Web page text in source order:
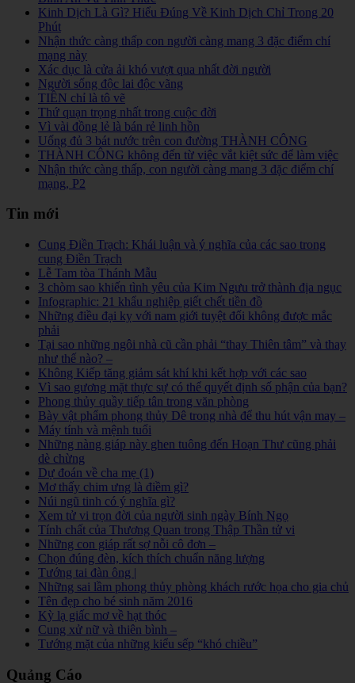
Kinh Dịch Là Gì? Hiểu Đúng Về Kinh Dịch Chỉ Trong 20
Phút
Nhận thức càng thấp con người càng mang 3 đặc điểm chí
mạng này
Xác dục là cửa ải khó vượt qua nhất đời người
Người sống độc lai độc vãng
TIỀN chỉ là tô vẽ
Thứ quạn trọng nhất trong cuộc đời
Vì vài đồng lẻ là bán rẻ linh hồn
Uống đủ 3 bát nước trên con đường THÀNH CÔNG
THÀNH CÔNG không đến từ việc vắt kiệt sức để làm việc
Nhận thức càng thấp, con người càng mang 3 đặc điểm chí
mạng, P2
Tin mới
Cung Điền Trạch: Khái luận và ý nghĩa của các sao trong
cung Điền Trạch
Lễ Tam tòa Thánh Mẫu
3 chòm sao khiến tình yêu của Kim Ngưu trở thành địa ngục
Infographic: 21 khẩu nghiệp giết chết tiền đồ
Những điều đại kỵ với nam giới tuyệt đối không được mắc
phải
Tại sao những ngôi nhà cũ cần phải “thay Thiên tâm” và thay
như thế nào? –
Không Kiếp tăng giảm sát khí khi kết hợp với các sao
Vì sao gương mặt thực sự có thể quyết định số phận của bạn?
Phong thủy quầy tiếp tân trong văn phòng
Bày vật phẩm phong thủy Dê trong nhà để thu hút vận may –
Máy tính và mệnh tuổi
Những nàng giáp này ghen tuông đến Hoạn Thư cũng phải
dè chừng
Dự đoán về cha mẹ (1)
Mơ thấy chim ưng là điềm gì?
Núi ngũ tinh có ý nghĩa gì?
Xem tử vi trọn đời của người sinh ngày Bính Ngọ
Tính chất của Thương Quan trong Thập Thần tử vi
Những con giáp rất sợ nỗi cô đơn –
Chọn đúng đèn, kích thích chuẩn năng lượng
Tướng tai đàn ông |
Những sai lầm phong thủy phòng khách rước họa cho gia chủ
Tên đẹp cho bé sinh năm 2016
Kỳ lạ giấc mơ về hạt thóc
Cung xử nữ và thiên bình –
Tướng mặt của những kiểu sếp “khó chiều”
Quảng Cáo